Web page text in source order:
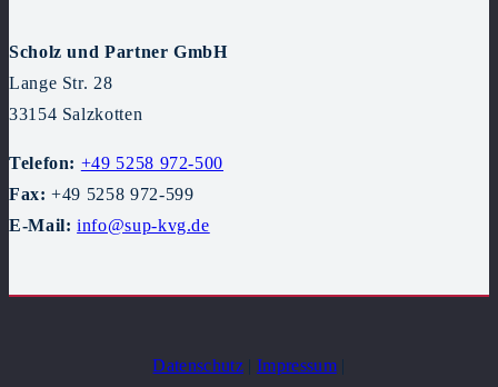
Scholz und Partner GmbH
Lange Str. 28
33154 Salzkotten
Telefon: +49 5258 972-500
Fax: +49 5258 972-599
E-Mail: info@sup-kvg.de
Datenschutz | Impressum|